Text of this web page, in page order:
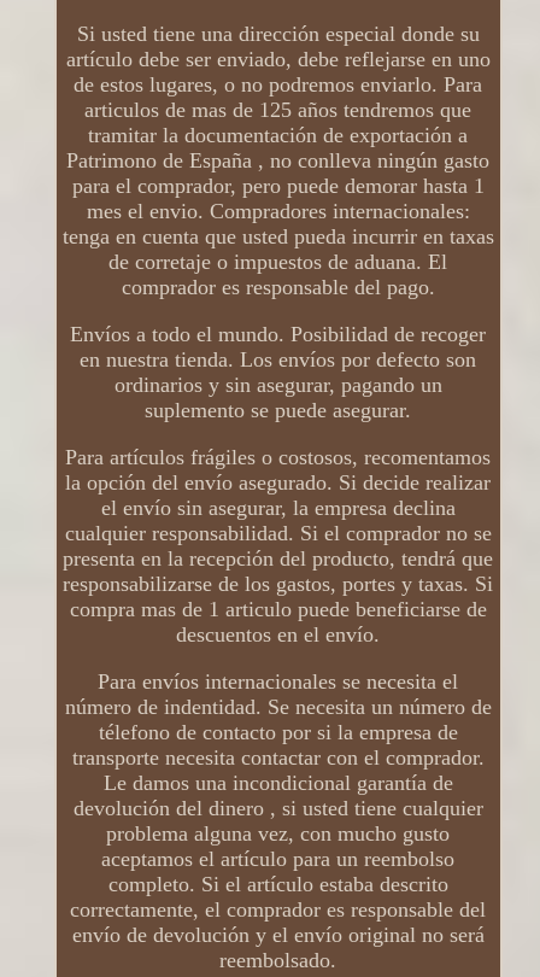
Si usted tiene una dirección especial donde su
artículo debe ser enviado, debe reflejarse en uno
de estos lugares, o no podremos enviarlo. Para
articulos de mas de 125 años tendremos que
tramitar la documentación de exportación a
Patrimono de España , no conlleva ningún gasto
para el comprador, pero puede demorar hasta 1
mes el envio. Compradores internacionales:
tenga en cuenta que usted pueda incurrir en taxas
de corretaje o impuestos de aduana. El
comprador es responsable del pago.
Envíos a todo el mundo. Posibilidad de recoger
en nuestra tienda. Los envíos por defecto son
ordinarios y sin asegurar, pagando un
suplemento se puede asegurar.
Para artículos frágiles o costosos, recomentamos
la opción del envío asegurado. Si decide realizar
el envío sin asegurar, la empresa declina
cualquier responsabilidad. Si el comprador no se
presenta en la recepción del producto, tendrá que
responsabilizarse de los gastos, portes y taxas. Si
compra mas de 1 articulo puede beneficiarse de
descuentos en el envío.
Para envíos internacionales se necesita el
número de indentidad. Se necesita un número de
télefono de contacto por si la empresa de
transporte necesita contactar con el comprador.
Le damos una incondicional garantía de
devolución del dinero , si usted tiene cualquier
problema alguna vez, con mucho gusto
aceptamos el artículo para un reembolso
completo. Si el artículo estaba descrito
correctamente, el comprador es responsable del
envío de devolución y el envío original no será
reembolsado.